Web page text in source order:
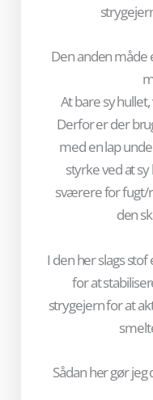
Den anden måde
At bare sy
Derfor er der
med en lap
styrke ved at
sværere for fugt/
den
I den her slags
for at
strygejern for at
Sådan her gør